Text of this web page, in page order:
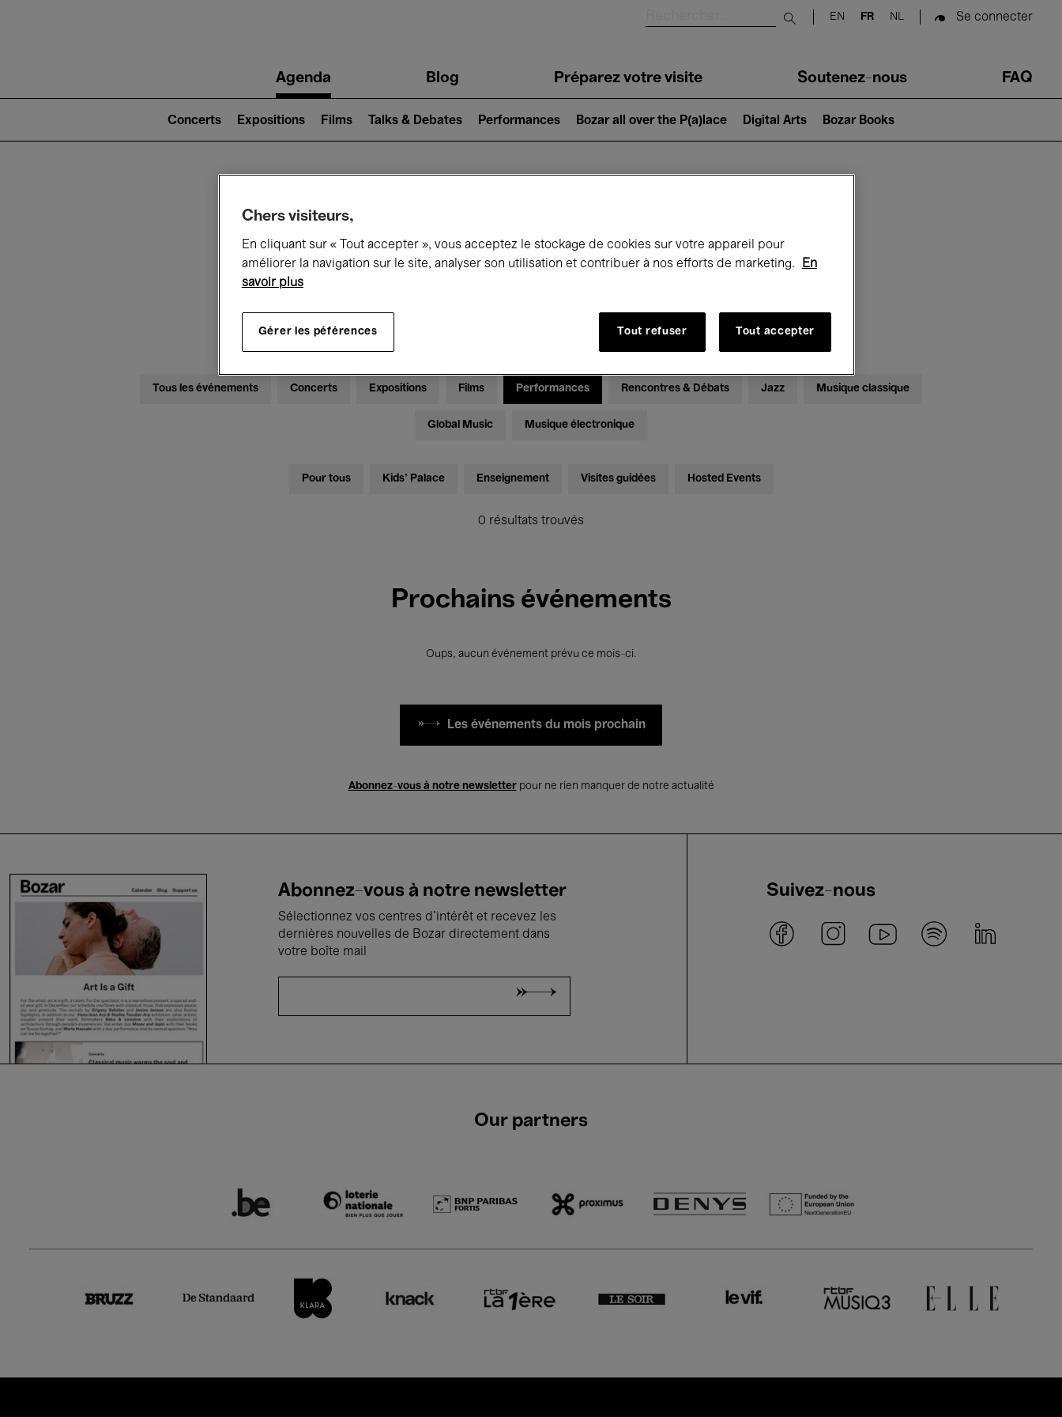
Submit search
EN FR NL Se connecter
navigationAgenda Blog Préparez votre visite Soutenez-nous FAQ
2)
Concerts Expositions Films Talks & Debates Performances Bozar all over the P(a)lace Digital Arts Bozar Books
Ce qui se passe à Bozar
Tous les événements Concerts Expositions Films Performances Rencontres & Débats Jazz Musique classique
Global Music Musique électronique
Pour tous Kids’ Palace Enseignement Visites guidées Hosted Events
0 résultats trouvés
Prochains événements
Oups, aucun événement prévu ce mois-ci.
Les événements du mois prochain
Abonnez-vous à notre newsletterpour ne rien manquer de notre actualité
Abonnez-vous à notre newsletter
Sélectionnez vos centres d'intérêt et recevez les
dernières nouvelles de Bozar directement dans
votre boîte mail
Suivez-nous
Our partners
Chers visiteurs,
En cliquant sur « Tout accepter », vous acceptez le stockage de cookies sur votre appareil pour
améliorer la navigation sur le site, analyser son utilisation et contribuer à nos efforts de marketing.
En
savoir plus
Gérer les péférences Tout refuser Tout accepter